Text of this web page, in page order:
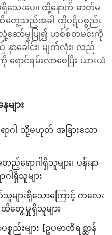
ရှိသေးပေ။ ထို့နောက် ဓာတ်မ
ေ့သည့်အခါ ထိုပဋိပစ္စည်း
ဆော်မှုပြု၍ ဟစ်စ်တမင်းကို
ခေါင်း၊ မျက်လုံး၊ လည်​
ကို ရောင်ရမ်းလာ​စေပြီး ယားယံ
များ
ာဂါ သို့မဟုတ် အခြားသော
ရောဂါရှိသူများ၊ ပန်းနာ
ါရှိသူများ
ျားရှိသောကြောင့် ကလေး
တွေ့မှုရှိသူများ
ည်းများ [ဥပမာတိရစ္ဆာန်